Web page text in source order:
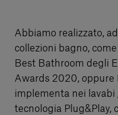
Abbiamo realizzato,
collezioni bagno, come
Best Bathroom degli
Awards 2020, oppure
implementa nei lavabi
tecnologia Plug&Play,